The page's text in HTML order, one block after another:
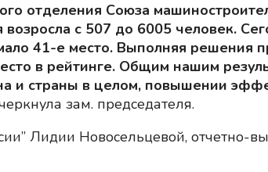
отделения Союза
с 507 до 6005 человек.
41-е место. Выполняя
в рейтинге. Общим нашим
и страны в целом, повышении
зам. председателя.
Лидии Новосельцевой, отчетно-